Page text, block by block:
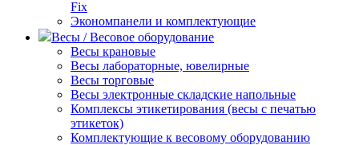
Fix
Экономпанели и комплектующие
Весы / Весовое оборудование
Весы крановые
Весы лабораторные, ювелирные
Весы торговые
Весы электронные складские напольные
Комплексы этикетирования (весы с печатью
этикеток)
Комплектующие к весовому оборудованию